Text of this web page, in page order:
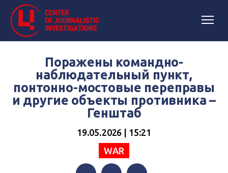
Поражены командно-
наблюдательный пункт,
понтонно-мостовые переправы
и другие объекты противника –
Генштаб
19.05.2026 | 15:21
WAR